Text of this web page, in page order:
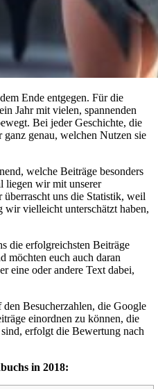
Ende entgegen. Für die
Jahr mit vielen, spannenden
Bei jeder Geschichte, die
genau, welchen Nutzen sie
welche Beiträge besonders
liegen wir mit unserer
uns die Statistik, weil
wir vielleicht unterschätzt haben,
die erfolgreichsten Beiträge
möchten euch auch daran
eine oder andere Text dabei,
Besucherzahlen, die Google
einordnen zu können, die
erfolgt die Bewertung nach
in 2018: